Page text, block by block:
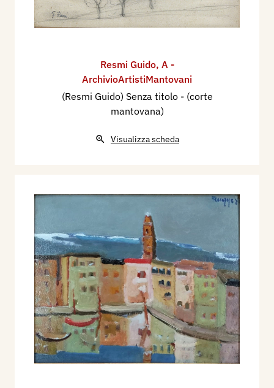
Resmi Guido, A -
ArchivioArtistiMantovani
(Resmi Guido) Senza titolo - (corte
mantovana)
Visualizza scheda